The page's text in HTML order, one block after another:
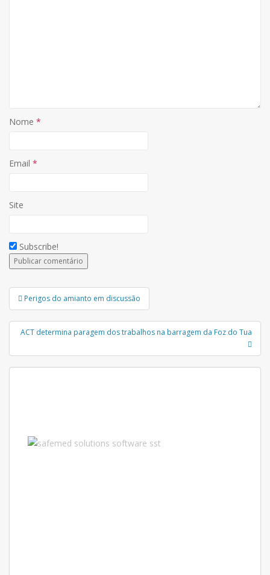
Nome *
Email *
Site
Subscribe!
Navegação
de
Post
Perigos do amianto em discussão
ACT determina paragem dos trabalhos na barragem da Foz do Tua